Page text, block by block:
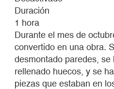
Duración
1 hora
Durante el mes de
convertido en una obra.
desmontado paredes, se
rellenado huecos, y se
piezas que estaban en